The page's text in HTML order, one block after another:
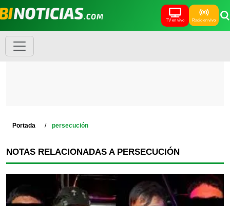
TV en vivo Radio en vivo
Portada persecución
NOTAS RELACIONADAS A PERSECUCIÓN